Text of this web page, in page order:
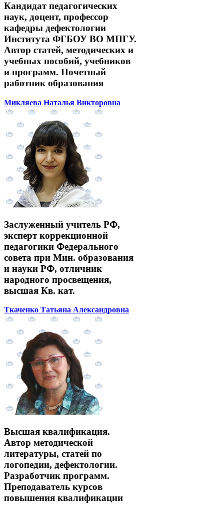
Кандидат педагогических
наук, доцент, профессор
кафедры дефектологии
Института ФГБОУ ВО МПГУ.
Автор статей, методических и
учебных пособий, учебников
и программ. Почетный
работник образования
Микляева Наталья Викторовна
Заслуженный учитель РФ,
эксперт коррекционной
педагогики Федерального
совета при Мин. образования
и науки РФ, отличник
народного просвещения,
высшая Кв. кат.
Ткаченко Татьяна Александровна
Высшая квалификация.
Автор методической
литературы, статей по
логопедии, дефектологии.
Разработчик программ.
Преподаватель курсов
повышения квалификации